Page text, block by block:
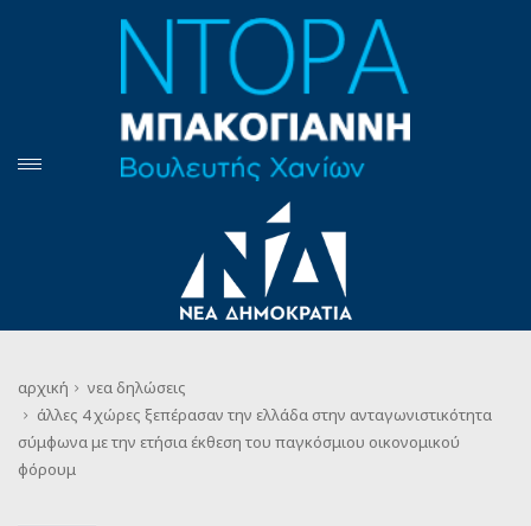
αρχική νεα δηλώσεις
άλλες 4 χώρες ξεπέρασαν την ελλάδα στην ανταγωνιστικότητα
σύμφωνα με την ετήσια έκθεση του παγκόσμιου οικονομικού
φόρουμ